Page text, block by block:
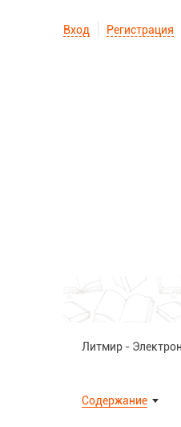
Вход Регистрация
Литмир -
Содержание